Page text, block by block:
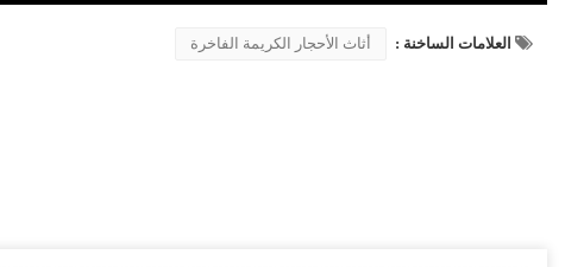
العلامات الساخنة :
أثاث الأحجار الكريمة الفاخرة